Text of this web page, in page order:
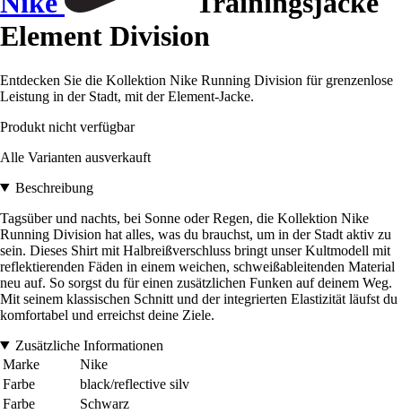
Element Division
Entdecken Sie die Kollektion Nike Running Division für grenzenlose
Leistung in der Stadt, mit der Element-Jacke.
Produkt nicht verfügbar
Alle Varianten ausverkauft
Beschreibung
Tagsüber und nachts, bei Sonne oder Regen, die Kollektion Nike
Running Division hat alles, was du brauchst, um in der Stadt aktiv zu
sein. Dieses Shirt mit Halbreißverschluss bringt unser Kultmodell mit
reflektierenden Fäden in einem weichen, schweißableitenden Material
neu auf. So sorgst du für einen zusätzlichen Funken auf deinem Weg.
Mit seinem klassischen Schnitt und der integrierten Elastizität läufst du
komfortabel und erreichst deine Ziele.
Zusätzliche Informationen
Marke
Nike
Farbe
black/reflective silv
Farbe
Schwarz